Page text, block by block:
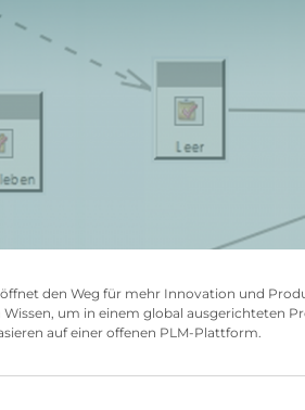
den Weg für mehr Innovation und
um in einem global ausgerichteten
auf einer offenen PLM-Plattform.